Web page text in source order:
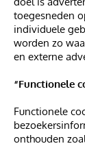
toegesneden
individuele
worden zo
en externe
“Functionele
Functionele
onthouden